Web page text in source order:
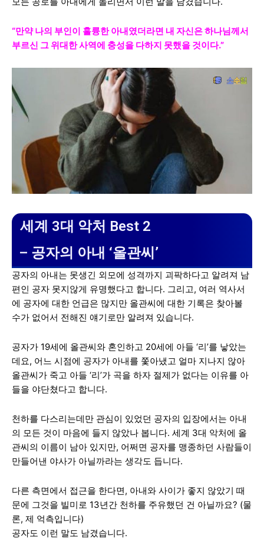
“만약 나의 부인이 훌륭한 아내였더라면 내 자신은 하나님께서
부르신 그 위대한 사역에 충성을 다하지 못했을 것이다.”
세계 3대 악처 Best 2
– 공자의 아내 ‘올관씨’
공자의 아내는 못생긴 외모에 성격까지 괴팍하다고 알려져 남
편인 공자 못지않게 유명했다고 합니다. 그리고, 여러 역사서
에 공자에 대한 언급은 많지만 올관씨에 대한 기록은 찾아볼
수가 없어서 전해진 얘기로만 알려져 있습니다.
공자가 19세에 올관씨와 혼인하고 20세에 아들 ‘리’를 낳았는
데요, 어느 시점에 공자가 아내를 쫓아냈고 얼마 지나지 않아
올관씨가 죽고 아들 ‘리’가 곡을 하자 절제가 없다는 이유를 아
들을 야단쳤다고 합니다.
천하를 다스리는데만 관심이 있었던 공자의 입장에서는 아내
의 모든 것이 마음에 들지 않았나 봅니다. 세계 3대 악처에 올
관씨의 이름이 남아 있지만, 어쩌면 공자를 맹종하던 사람들이
만들어낸 야사가 아닐까라는 생각도 듭니다.
다른 측면에서 접근을 한다면, 아내와 사이가 좋지 않았기 때
문에 그것을 빌미로 13년간 천하를 주유했던 건 아닐까요? (물
론, 제 억측입니다)
공자도 이런 말도 남겼습니다.